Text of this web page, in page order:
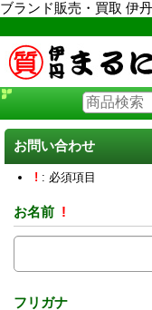
ブランド販売・買取 伊
お問い合わせ
! : 必須項目
お名前 !
フリガナ